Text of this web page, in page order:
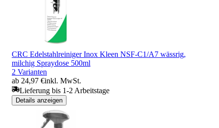
CRC Edelstahlreiniger Inox Kleen NSF-C1/A7 wässrig,
milchig Spraydose 500ml
2 Varianten
ab 24,97 €inkl. MwSt.
Lieferung bis 1-2 Arbeitstage
Details anzeigen